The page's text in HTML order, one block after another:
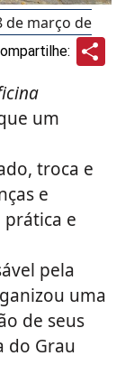
de março de
um
troca e
e
prática e
pela
uma
de seus
do Grau